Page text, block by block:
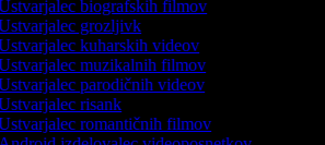
biografskih filmov
grozljivk
kuharskih videov
muzikalnih filmov
parodičnih videov
risank
romantičnih filmov